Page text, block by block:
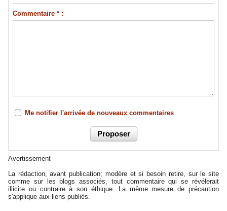
Commentaire * :
Me notifier l'arrivée de nouveaux commentaires
Avertissement
La rédaction, avant publication; modère et si besoin retire, sur le site
comme sur les blogs associés, tout commentaire qui se révélerait
illicite ou contraire à son éthique. La même mesure de précaution
s'applique aux liens publiés.